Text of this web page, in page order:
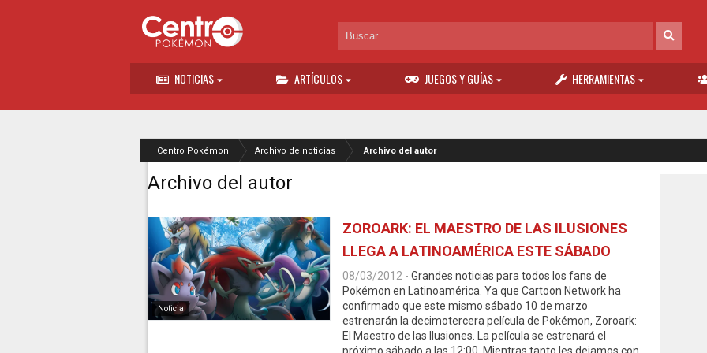
NOTICIAS ARTÍCULOS JUEGOS Y GUÍAS HERRAMIENTAS
Centro Pokémon Archivo de noticias Archivo del autor
Archivo del autor
Noticia
ZOROARK: EL MAESTRO DE LAS ILUSIONES
LLEGA A LATINOAMÉRICA ESTE SÁBADO
08/03/2012 - Grandes noticias para todos los fans de
Pokémon en Latinoamérica. Ya que Cartoon Network ha
confirmado que este mismo sábado 10 de marzo
estrenarán la decimotercera película de Pokémon, Zoroark:
El Maestro de las Ilusiones. La película se estrenará el